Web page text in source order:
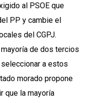
al PSOE que
PP y cambie el
del CGPJ.
de dos tercios
a estos
morado propone
que la mayoría